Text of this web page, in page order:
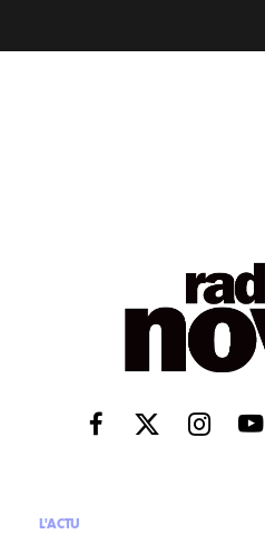
L'ACTU